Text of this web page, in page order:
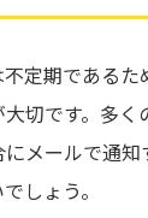
定期である
切です。多
メールで通
しょう。